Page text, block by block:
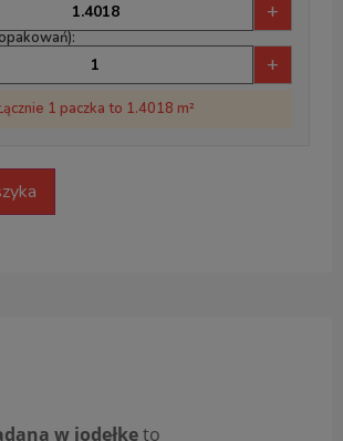
+
+
1 paczka to 1.4018 m²
w jodełkęto